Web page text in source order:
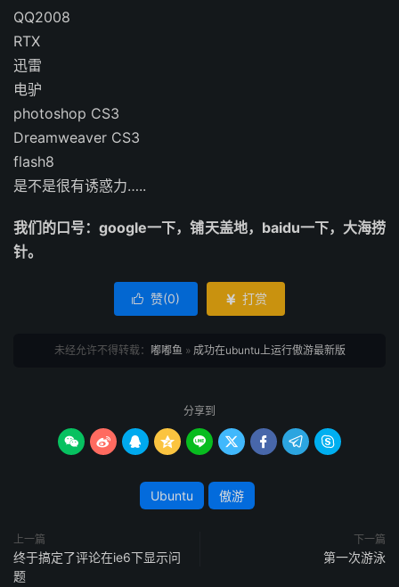
QQ2008
RTX
迅雷
电驴
photoshop CS3
Dreamweaver CS3
flash8
是不是很有诱惑力…..
我们的口号：google一下，铺天盖地，baidu一下，大海捞
针。
 赞(0)  打赏
未经允许不得转载： 嘟嘟鱼» 成功在ubuntu上运行傲游最新版
分享到
        
Ubuntu 傲游
上一篇
终于搞定了评论在ie6下显示问
题
下一篇
第一次游泳